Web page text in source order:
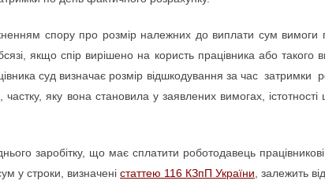
спору про розмір належних до виплати сум вимоги
якщо спір вирішено на користь працівника або такого
суд визначає розмір відшкодування за час затримки
яку вона становила у заявлених вимогах, істотності
заробітку, що має сплатити роботодавець
у строки, визначені статтею 116 КЗпП України , залежить